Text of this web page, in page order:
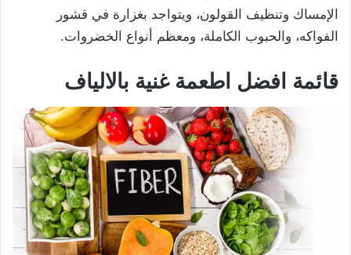
الإمساك وتنظيف القولون، ويتواجد بغزارة في قشور
الفواكه، والحبوب الكاملة، ومعظم أنواع الخضروات.
قائمة افضل اطعمة غنية بالالياف